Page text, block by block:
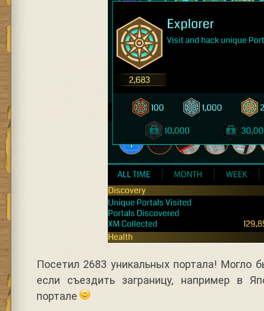
Посетил 2683 уникальных портала! Могло
если съездить заграницу, например в
портале